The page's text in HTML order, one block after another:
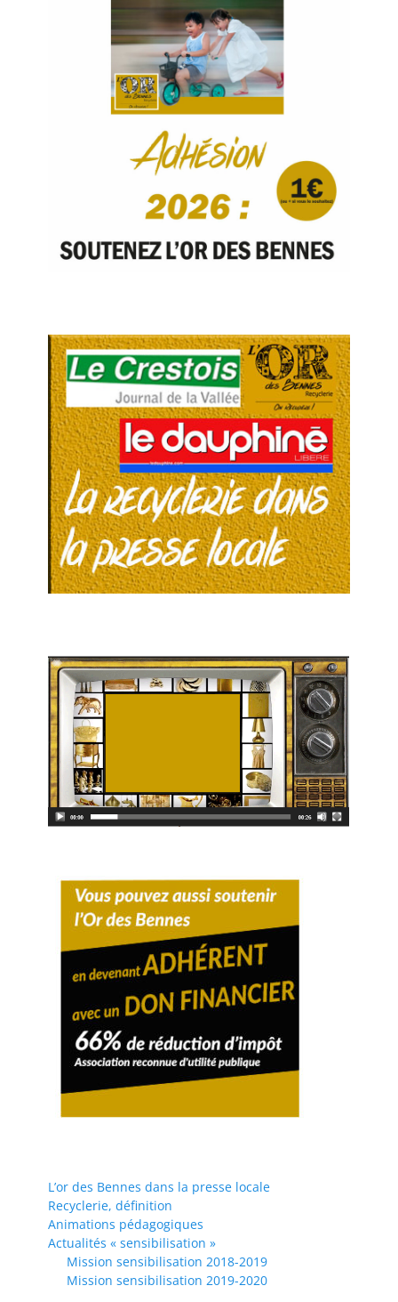
L’or des Bennes dans la presse locale
Recyclerie, définition
Animations pédagogiques
Actualités « sensibilisation »
Mission sensibilisation 2018-2019
Mission sensibilisation 2019-2020